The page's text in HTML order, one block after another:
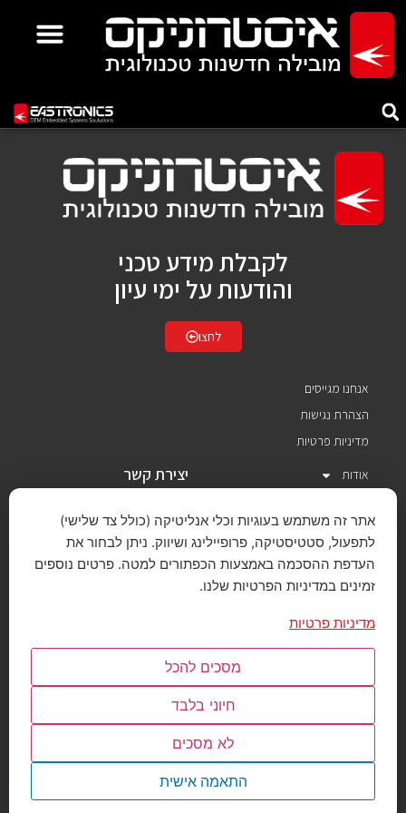
לקבלת מידע טכני
והודעות על ימי עיון
לחצו
אנחנו מגייסים
הצהרת נגישות
מדיניות פרטיות
אודות
יצרנים מיוצגים
שירותים ותמיכה
אירועים וכנסים
צרו קשר
יצירת קשר
eastronics@easx.co.il
© 2026 All rights reserved
אתר זה משתמש בעוגיות וכלי אנליטיקה (כולל צד שלישי)
לתפעול, סטטיסטיקה, פרופיילינג ושיווק. ניתן לבחור את
העדפת ההסכמה באמצעות הכפתורים למטה. פרטים נוספים
זמינים במדיניות הפרטיות שלנו.
מדיניות פרטיות
מסכים להכל
חיוני בלבד
לא מסכים
התאמה אישית